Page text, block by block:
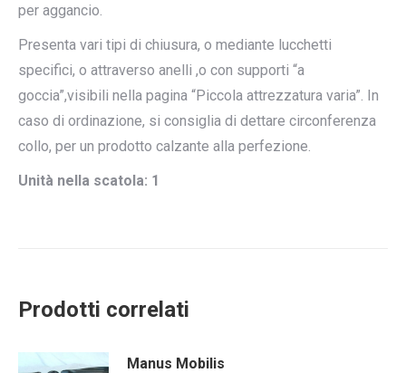
per aggancio.
Presenta vari tipi di chiusura, o mediante lucchetti
specifici, o attraverso anelli ,o con supporti “a
goccia”,visibili nella pagina “Piccola attrezzatura varia”. In
caso di ordinazione, si consiglia di dettare circonferenza
collo, per un prodotto calzante alla perfezione.
Unità nella scatola: 1
Prodotti correlati
Manus Mobilis